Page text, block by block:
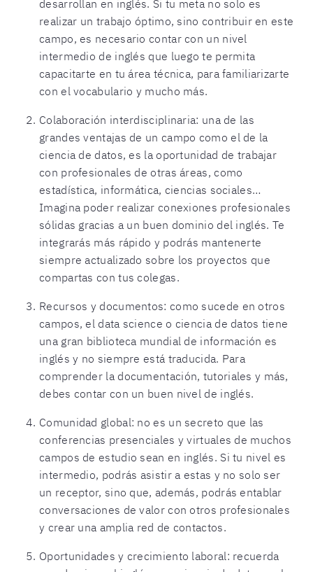
desarrollan en inglés. Si tu meta no solo es
realizar un trabajo óptimo, sino contribuir en este
campo, es necesario contar con un nivel
intermedio de inglés que luego te permita
capacitarte en tu área técnica, para familiarizarte
con el vocabulario y mucho más.
Colaboración interdisciplinaria: una de las
grandes ventajas de un campo como el de la
ciencia de datos, es la oportunidad de trabajar
con profesionales de otras áreas, como
estadística, informática, ciencias sociales…
Imagina poder realizar conexiones profesionales
sólidas gracias a un buen dominio del inglés. Te
integrarás más rápido y podrás mantenerte
siempre actualizado sobre los proyectos que
compartas con tus colegas.
Recursos y documentos: como sucede en otros
campos, el data science o ciencia de datos tiene
una gran biblioteca mundial de información es
inglés y no siempre está traducida. Para
comprender la documentación, tutoriales y más,
debes contar con un buen nivel de inglés.
Comunidad global: no es un secreto que las
conferencias presenciales y virtuales de muchos
campos de estudio sean en inglés. Si tu nivel es
intermedio, podrás asistir a estas y no solo ser
un receptor, sino que, además, podrás entablar
conversaciones de valor con otros profesionales
y crear una amplia red de contactos.
Oportunidades y crecimiento laboral: recuerda